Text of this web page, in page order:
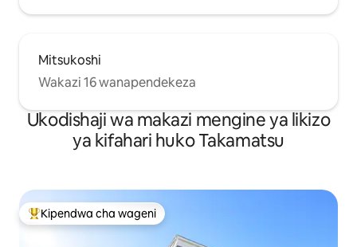
Mitsukoshi
Wakazi 16 wanapendekeza
Ukodishaji wa makazi mengine ya likizo
ya kifahari huko Takamatsu
Kipendwa maarufu cha wageni
Kipendwa cha wageni